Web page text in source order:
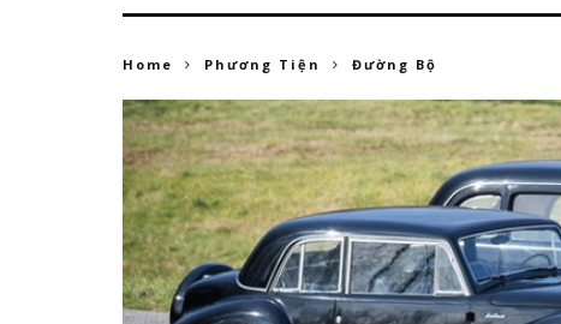
Home Phương Tiện Đường Bộ